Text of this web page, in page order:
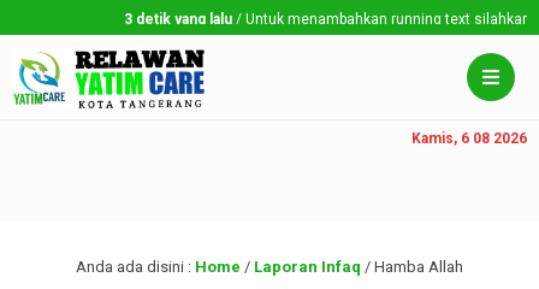
3 detik yang lalu/ Untuk menambahkan running text silahkan ke
Kamis, 6 08 2026
Anda ada disini : Home / Laporan Infaq / Hamba Allah